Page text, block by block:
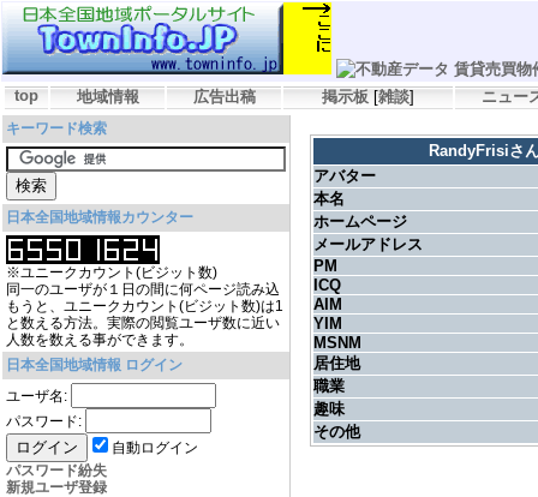
top 地域情報 広告出稿 掲示板 [雑談] ニュー
キーワード検索
日本全国地域情報カウンター
※ユニークカウント(ビジット数)
同一のユーザが１日の間に何ページ読み込
もうと、ユニークカウント(ビジット数)は1
と数える方法。実際の閲覧ユーザ数に近い
人数を数える事ができます。
日本全国地域情報 ログイン
ユーザ名:
パスワード:
自動ログイン
パスワード紛失
新規ユーザ登録
RandyFrisiさ
アバター
本名
ホームページ
メールアドレス
PM
ICQ
AIM
YIM
MSNM
居住地
職業
趣味
その他